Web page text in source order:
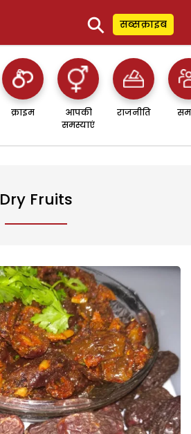
⚲ सब्सक्राइब
क्राइम
आपकी
समस्याएं
राजनीति
Dry Fruits